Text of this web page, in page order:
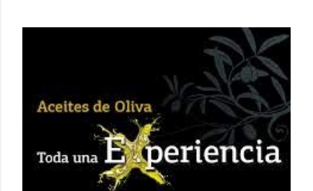
sabroso, con ese toque tostado y crujiente que tanto nos
satisface. Estas alubias crujientes al horno van a cambiar
por completo tu forma de ver las legumbres. Olvídate de
asociar las alubias únicamente a los guisos tradicionales y
copiosos de invierno. Con esta receta simple pero
revolucionaria, transformaremos un ingrediente tan
humilde como la alubia de La Bañeza en un snack ligero,
dorado, cargado de proteína y 100% natural. Es el
sustituto perfecto a los frutos se...